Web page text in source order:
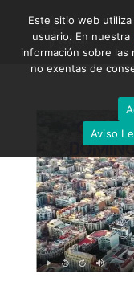
Este sitio web
usuario. En nuestra
información sobre las
no exentas de
Aviso